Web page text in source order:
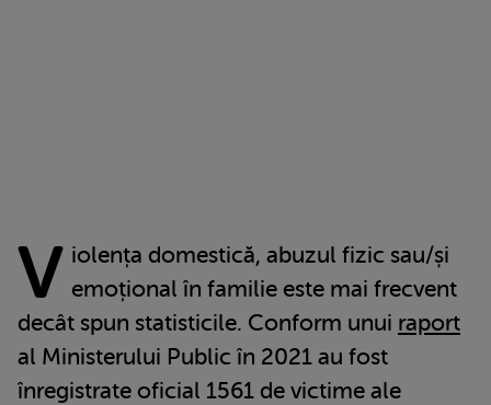
V iolența domestică, abuzul fizic sau/și
emoțional în familie este mai frecvent
decât spun statisticile. Conform unui raport
al Ministerului Public în 2021 au fost
înregistrate oficial 1561 de victime ale